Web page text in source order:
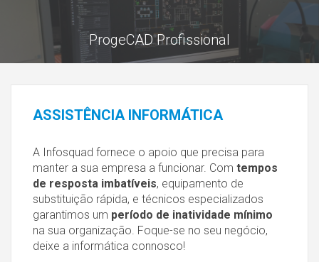
ProgeCAD Profissional
ASSISTÊNCIAINFORMÁTICA
A Infosquad fornece o apoio que precisa para
manter a sua empresa a funcionar. Com tempos
de resposta imbatíveis, equipamento de
substituição rápida, e técnicos especializados
garantimos um período de inatividade mínimo
na sua organização. Foque-se no seu negócio,
deixe a informática connosco!